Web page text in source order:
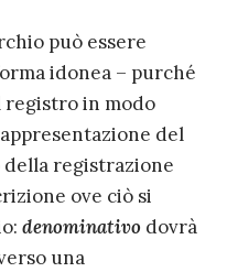
può essere
idonea – purché
registro in modo
del
della registrazione
ove ciò si
denominativo dovrà
una